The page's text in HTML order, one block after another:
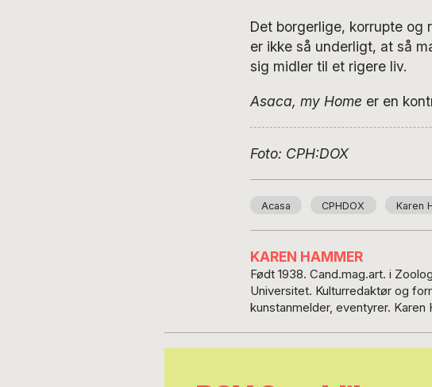
Det borgerlige, korrupte
er ikke så underligt, at så
sig midler til et rigere liv.
Asaca, my Home er en
Foto: CPH:DOX
Acasa CPHDOX Karen
KAREN HAMMER
Født 1938. Cand.mag.art. i
Universitet. Kulturredaktør og
kunstanmelder, eventyrer. Karen